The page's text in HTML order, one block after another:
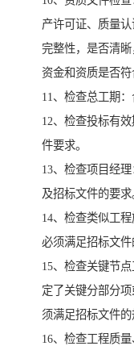
产许可证、质量
完整性，是否清
资金和资质是否符
11、检查总工期
12、检查投标有
件要求。
13、检查项目经
及招标文件的要求
14、检查类似工
必须满足招标文件
15、检查关键节
定了关键分部分
须满足招标文件的
16、检查工程质